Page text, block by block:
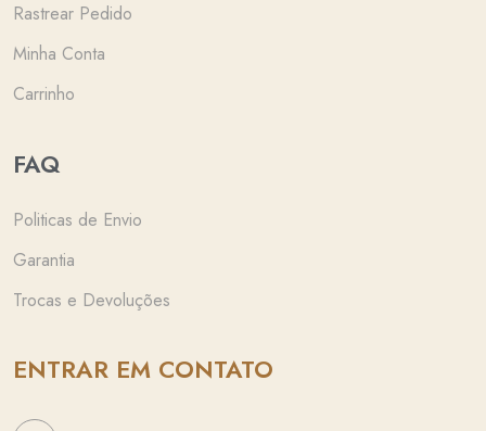
Rastrear Pedido
Minha Conta
Carrinho
FAQ
Politicas de Envio
Garantia
Trocas e Devoluções
ENTRAR EM CONTATO